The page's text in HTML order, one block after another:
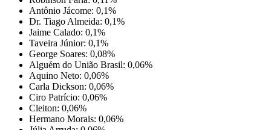
Antônio Jácome: 0,1%
Dr. Tiago Almeida: 0,1%
Jaime Calado: 0,1%
Taveira Júnior: 0,1%
George Soares: 0,08%
Alguém do União Brasil: 0,06%
Aquino Neto: 0,06%
Carla Dickson: 0,06%
Ciro Patrício: 0,06%
Cleiton: 0,06%
Hermano Morais: 0,06%